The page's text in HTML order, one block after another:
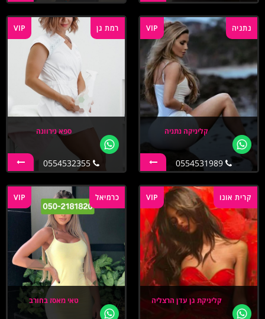
VIP נתניה
קליניקה נתניה
0554531989
VIP רמת גן
ספא נירוונה
0554532355
VIP קרית אונו
קליניקת גן עדן הרצליה
VIP כרמיאל
טאי מאסז בחורב